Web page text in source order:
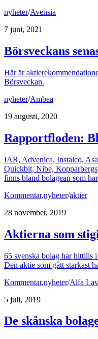
nyheter/Avensia
7 juni, 2021
Börsveckans
Här är
Börsveckan.
nyheter/Ambea
19 augusti, 2020
Rapportfloden:
IAR, Advenica, Instalco,
Quickbit, Nibe,
finns bland bolagean som
Kommentar,nyheter/aktier
28 november, 2019
Aktierna som
65 svenska bolag har hittills
Den aktie som gått starkast
Kommentar,nyheter/Alfa
5 juli, 2019
De skånska